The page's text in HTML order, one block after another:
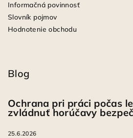
Informačná povinnosť
Slovník pojmov
Hodnotenie obchodu
Blog
Ochrana pri práci počas
zvládnuť horúčavy
25.6.2026